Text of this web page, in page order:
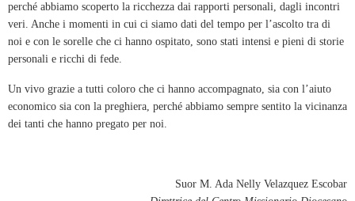
perché abbiamo scoperto la ricchezza dai rapporti personali, dagli incontri
veri. Anche i momenti in cui ci siamo dati del tempo per l’ascolto tra di
noi e con le sorelle che ci hanno ospitato, sono stati intensi e pieni di storie
personali e ricchi di fede.
Un vivo grazie a tutti coloro che ci hanno accompagnato, sia con l’aiuto
economico sia con la preghiera, perché abbiamo sempre sentito la vicinanza
dei tanti che hanno pregato per noi.
Suor M. Ada Nelly Velazquez Escobar